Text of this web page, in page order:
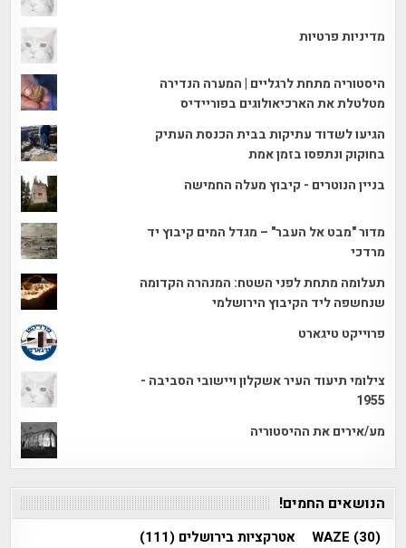
מדיניות פרטיות
היסטוריה מתחת לרגליים | המערה הנדירה
מטלטלת את הארכיאולוגים בפוריידיס
הגיעו לשדוד עתיקות בבית הכנסת העתיק
בחוקוק ונתפסו בזמן אמת
בניין הנוטרים - קיבוץ מעלה החמישה
מדור "מבט אל העבר" – מגדל המים קיבוץ יד
מרדכי
תעלומה מתחת לפני השטח: המנהרה הקדומה
שנחשפה ליד הקיבוץ הירושלמי
פרוייקט טיגארט
צילומי תיעוד העיר אשקלון ויישובי הסביבה -
1955
מע/אירים את ההיסטוריה
הנושאים החמים!
WAZE (30) אטרקציות בירושלים (111)